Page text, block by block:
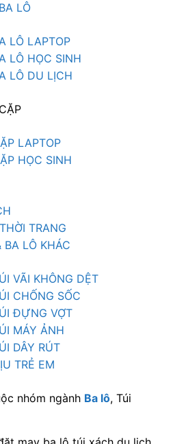
LÔ
LÔ LAPTOP
LÔ HỌC SINH
LÔ DU LỊCH
LAPTOP
HỌC SINH
TRANG
BA LÔ KHÁC
VÃI KHÔNG DỆT
CHỐNG SỐC
ĐỰNG VỢT
MÁY ẢNH
DÂY RÚT
TRẺ EM
nhóm ngành Ba lô, Túi